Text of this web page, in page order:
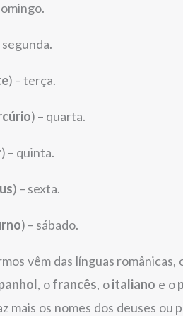
segunda.
) – terça.
) – quarta.
) – quinta.
) – sexta.
) – sábado.
vêm das línguas românicas,
, ofrancês, oitaliano e o
mais os nomes dos deuses ou